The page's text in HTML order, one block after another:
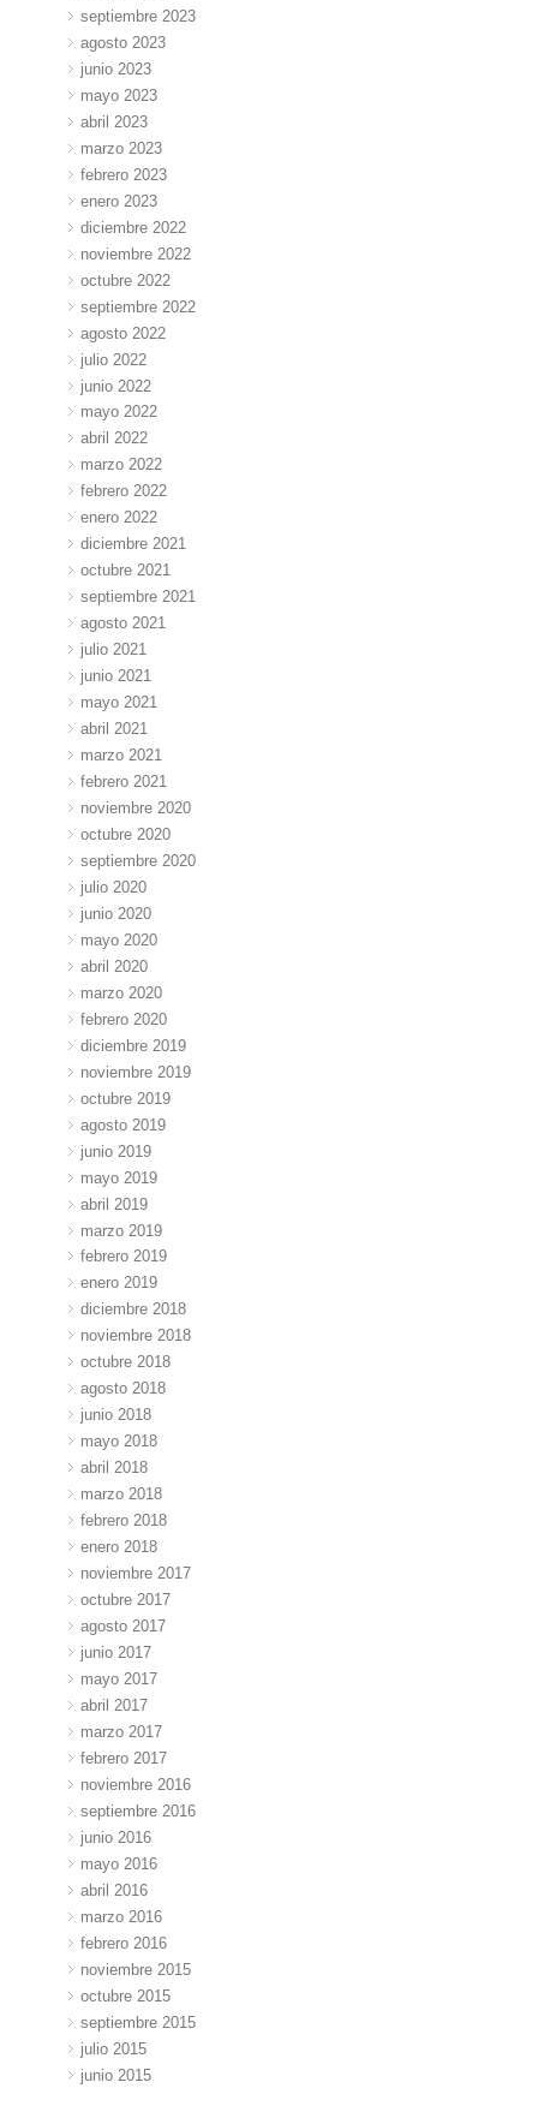
septiembre 2023
agosto 2023
junio 2023
mayo 2023
abril 2023
marzo 2023
febrero 2023
enero 2023
diciembre 2022
noviembre 2022
octubre 2022
septiembre 2022
agosto 2022
julio 2022
junio 2022
mayo 2022
abril 2022
marzo 2022
febrero 2022
enero 2022
diciembre 2021
octubre 2021
septiembre 2021
agosto 2021
julio 2021
junio 2021
mayo 2021
abril 2021
marzo 2021
febrero 2021
noviembre 2020
octubre 2020
septiembre 2020
julio 2020
junio 2020
mayo 2020
abril 2020
marzo 2020
febrero 2020
diciembre 2019
noviembre 2019
octubre 2019
agosto 2019
junio 2019
mayo 2019
abril 2019
marzo 2019
febrero 2019
enero 2019
diciembre 2018
noviembre 2018
octubre 2018
agosto 2018
junio 2018
mayo 2018
abril 2018
marzo 2018
febrero 2018
enero 2018
noviembre 2017
octubre 2017
agosto 2017
junio 2017
mayo 2017
abril 2017
marzo 2017
febrero 2017
noviembre 2016
septiembre 2016
junio 2016
mayo 2016
abril 2016
marzo 2016
febrero 2016
noviembre 2015
octubre 2015
septiembre 2015
julio 2015
junio 2015